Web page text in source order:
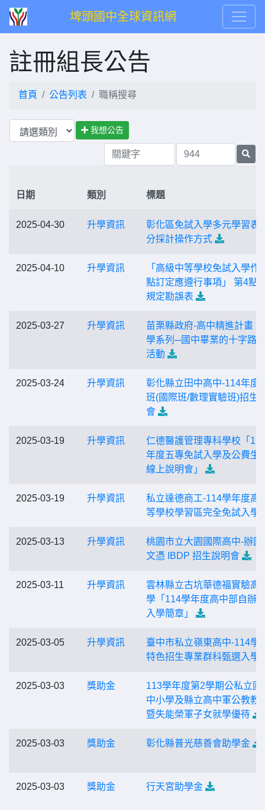
埤頭國中全球資訊網
註冊組長公告
首頁 公告列表 職稱搜尋
我想公告
日期 類別 標題
2025-04-30 升學資訊
彰化區免試入學多元學習表
分採計操作方式
2025-04-10 升學資訊
「高級中等學校免試入學作
點訂定應遵行事項」 第4點
規定勘誤表
2025-03-27 升學資訊
苗栗縣政府-高中精進計畫「
學系列─國中畢業的十字路
活動
2025-03-24 升學資訊
彰化縣立田中高中-114年度
班(國際班/數理實驗班)招生
會
2025-03-19 升學資訊
仁德醫護管理專科學校「
年度五專免試入學及公費生
線上說明會」
2025-03-19 升學資訊
私立達德商工-114學年度高
等學校學習區完全免試入學
2025-03-13 升學資訊
桃園市立大園國際高中-辦國
文憑 IBDP 招生說明會
2025-03-11 升學資訊
雲林縣立古坑華德福實驗高
學「114學年度高中部自辦
入學簡章」
2025-03-05 升學資訊
臺中市私立嶺東高中-114學
特色招生專業群科甄選入學
2025-03-03 獎助金
113學年度第2學期公私立國
中小學及縣立高中軍公教教
暨失能榮軍子女就學優待
2025-03-03 獎助金 彰化縣普光慈善會助學金
2025-03-03 獎助金 行天宮助學金